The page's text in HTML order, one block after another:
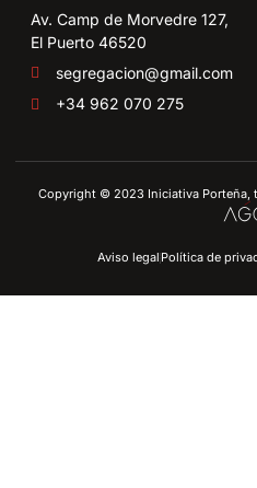
Av. Camp de Morvedre 127,
El Puerto 46520
segregacion@gmail.com
+34 962 070 275
Copyright © 2023 Iniciativa Porteña,
Aviso legalPolítica de